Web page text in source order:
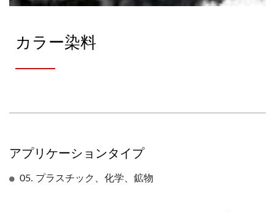
カラー染料
アプリケーションタイプ
05. プラスチック、化学、鉱物